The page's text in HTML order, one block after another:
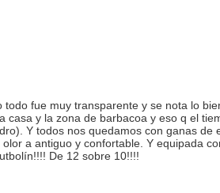
todo fue muy transparente y se nota lo
casa y la zona de barbacoa y eso q el
Y todos nos quedamos con ganas de
a antiguo y confortable. Y equipada
De 12 sobre 10!!!!